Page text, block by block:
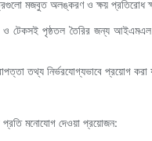
মজবুত অলঙ্করণ ও ক্ষয় প্রতিরোধ
ও টেকসই পৃষ্ঠতল তৈরির জন্য
তথ্য নির্ভরযোগ্যভাবে প্রয়োগ করা
প্রতি মনোযোগ দেওয়া প্রয়োজন: